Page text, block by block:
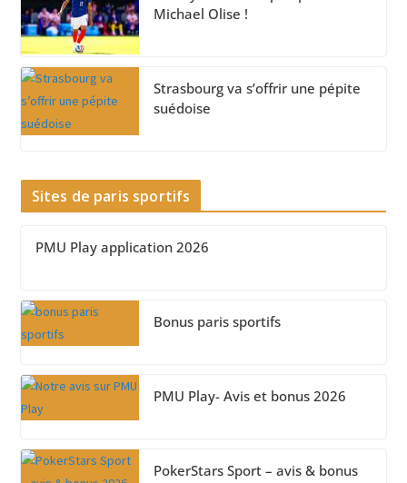
Michael Olise !
Strasbourg va s’offrir une pépite
suédoise
Sites de paris sportifs
PMU Play application 2026
Bonus paris sportifs
PMU Play- Avis et bonus 2026
PokerStars Sport – avis & bonus